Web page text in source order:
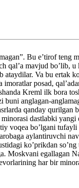
Bu e’tirof
qal’a mavjud
Va bu ertak
imoratlar posad,
Kreml ilk bora
anglagan-
qanday qurilgan
dastlabki
voqea bo’lgani
aylantiruvchi
ko’prikdan
Moskvani
har bir